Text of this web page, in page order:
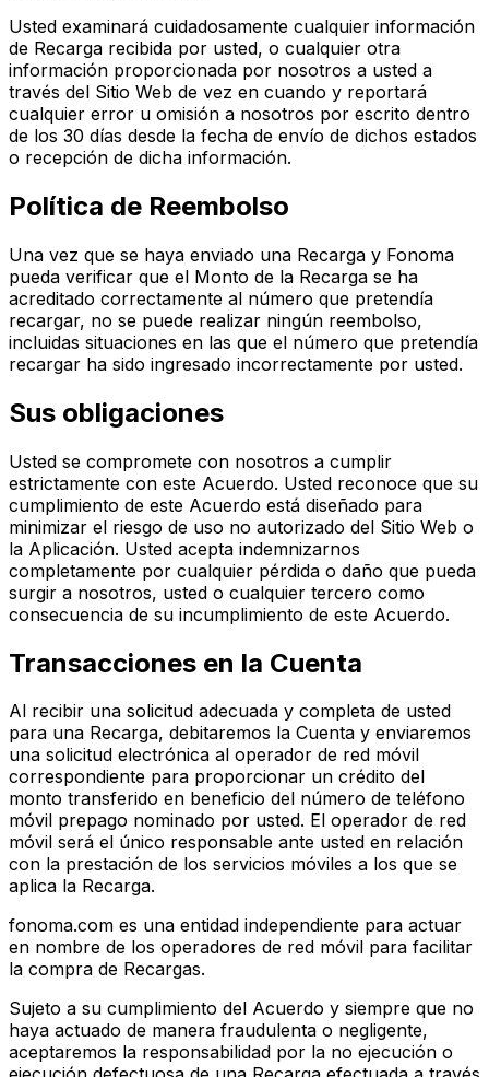
Usted examinará cuidadosamente cualquier información
de Recarga recibida por usted, o cualquier otra
información proporcionada por nosotros a usted a
través del Sitio Web de vez en cuando y reportará
cualquier error u omisión a nosotros por escrito dentro
de los 30 días desde la fecha de envío de dichos estados
o recepción de dicha información.
Política de Reembolso
Una vez que se haya enviado una Recarga y Fonoma
pueda verificar que el Monto de la Recarga se ha
acreditado correctamente al número que pretendía
recargar, no se puede realizar ningún reembolso,
incluidas situaciones en las que el número que pretendía
recargar ha sido ingresado incorrectamente por usted.
Sus obligaciones
Usted se compromete con nosotros a cumplir
estrictamente con este Acuerdo. Usted reconoce que su
cumplimiento de este Acuerdo está diseñado para
minimizar el riesgo de uso no autorizado del Sitio Web o
la Aplicación. Usted acepta indemnizarnos
completamente por cualquier pérdida o daño que pueda
surgir a nosotros, usted o cualquier tercero como
consecuencia de su incumplimiento de este Acuerdo.
Transacciones en la Cuenta
Al recibir una solicitud adecuada y completa de usted
para una Recarga, debitaremos la Cuenta y enviaremos
una solicitud electrónica al operador de red móvil
correspondiente para proporcionar un crédito del
monto transferido en beneficio del número de teléfono
móvil prepago nominado por usted. El operador de red
móvil será el único responsable ante usted en relación
con la prestación de los servicios móviles a los que se
aplica la Recarga.
fonoma.com es una entidad independiente para actuar
en nombre de los operadores de red móvil para facilitar
la compra de Recargas.
Sujeto a su cumplimiento del Acuerdo y siempre que no
haya actuado de manera fraudulenta o negligente,
aceptaremos la responsabilidad por la no ejecución o